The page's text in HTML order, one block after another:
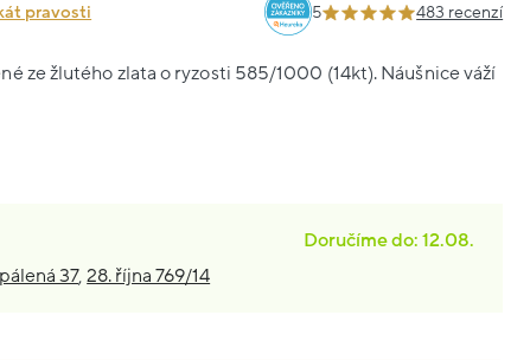
pravosti 5 483 recenzí
ze žlutého zlata o ryzosti 585/1000 (14kt). Náušnice váží
Doručíme do: 12.08.
37,28. října 769/14